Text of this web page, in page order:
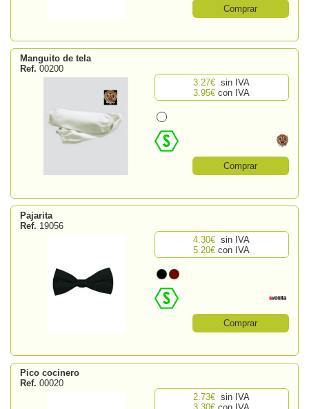
Comprar
Manguito de tela
Ref. 00200
3.27€ sin IVA
3.95€ con IVA
Comprar
Pajarita
Ref. 19056
4.30€ sin IVA
5.20€ con IVA
Comprar
Pico cocinero
Ref. 00020
2.73€ sin IVA